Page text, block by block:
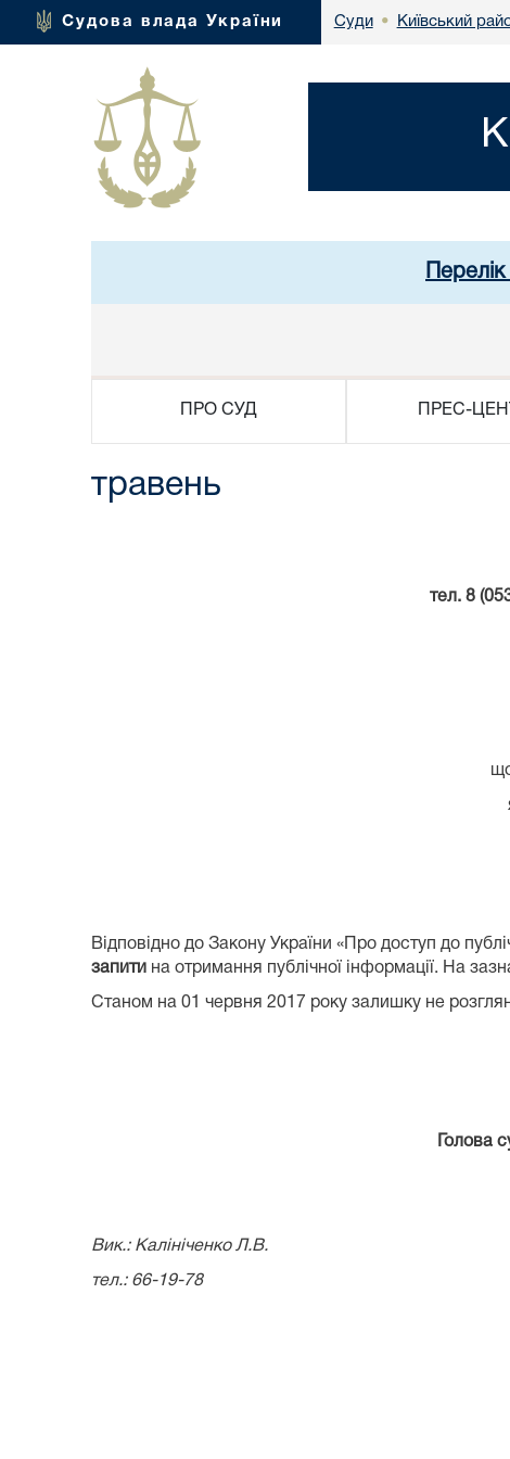
Судова влада України Суди • Київський
ПРО СУД ПРЕС-
травень
тел. 8
Відповідно до Закону України «Про доступ до
запити на отримання публічної інформації. На
Станом на 01 червня 2017 року залишку не
Вик.: Калініченко Л.В.
тел.: 66-19-78